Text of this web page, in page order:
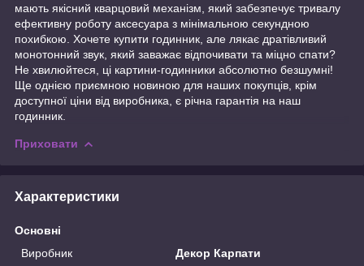
мають якісний кварцовий механізм, який забезпечує тривалу
ефективну роботу аксесуара з мінімальною секундною
похибкою. Хочете купити годинник, але лякає дратівливий
монотонний звук, який заважає відпочивати та міцно спати?
Не хвилюйтеся, ці картини-годинники абсолютно безшумні!
Ще однією приємною новиною для наших покупців, крім
доступної ціни від виробника, є річна гарантія на наш
годинник.
Приховати
Характеристики
Основні
Виробник
Декор Карпати